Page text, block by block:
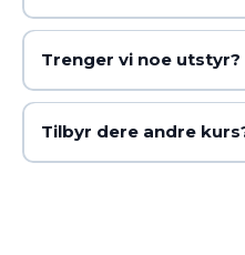
Trenger vi noe utstyr?
Tilbyr dere andre